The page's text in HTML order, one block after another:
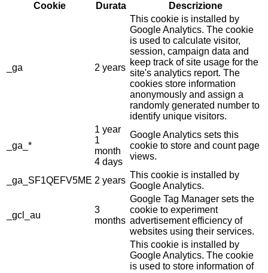
Cookie Durata Descrizione
_ga 2 years
This cookie is installed by
Google Analytics. The cookie
is used to calculate visitor,
session, campaign data and
keep track of site usage for the
site's analytics report. The
cookies store information
anonymously and assign a
randomly generated number to
identify unique visitors.
_ga_*
1 year
1
month
4 days
Google Analytics sets this
cookie to store and count page
views.
_ga_SF1QEFV5ME 2 years
This cookie is installed by
Google Analytics.
_gcl_au
3
months
Google Tag Manager sets the
cookie to experiment
advertisement efficiency of
websites using their services.
This cookie is installed by
Google Analytics. The cookie
is used to store information of